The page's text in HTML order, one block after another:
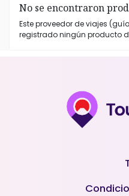
No se encontraron
Este proveedor de viajes
registrado ningún producto